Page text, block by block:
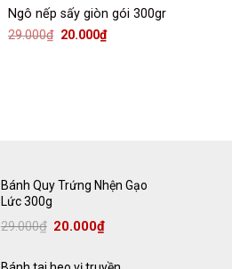
là:
29.000₫.
tại
là:
Ngô nếp sấy giòn gói 300gr
29.000₫ Giá
20.000₫Giá
Bánh Quy Trứng Nhện Gạo
Lức 300g
29.000₫ Giá
gốc
20.000₫Giá
20.000₫.